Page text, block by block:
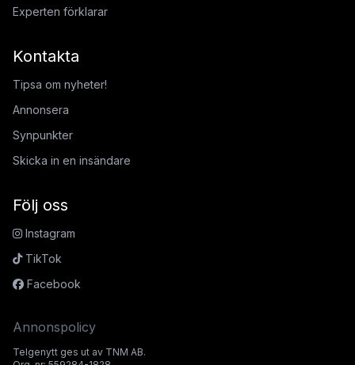
Experten förklarar
Kontakta
Tipsa om nyheter!
Annonsera
Synpunkter
Skicka in en insändare
Följ oss
Instagram
TikTok
Facebook
Annonspolicy
Telgenytt ges ut av TNM AB.